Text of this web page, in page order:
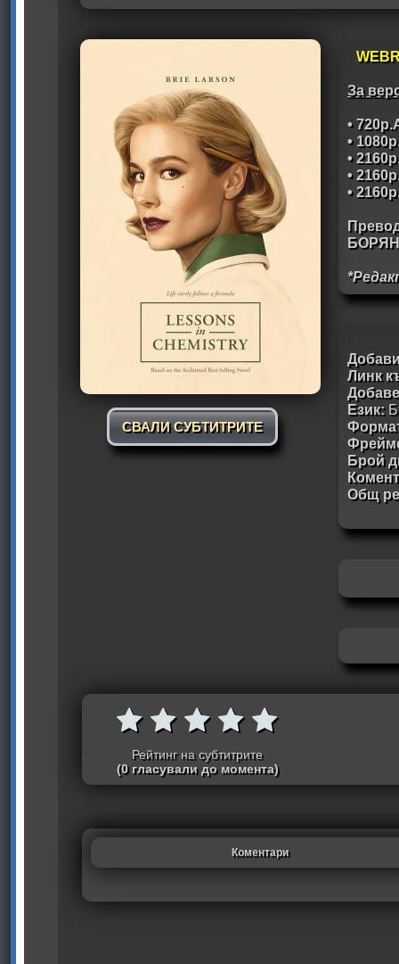
СВАЛИ СУБТИТРИТЕ
За
•
•
•
•
•
Линк
Език:
Брой
Общ
Рейтинг на субтитрите
(0 гласували до момента)
Коментари